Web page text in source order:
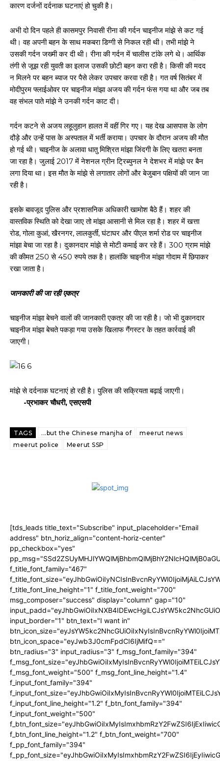
कारण दर्जनों दर्दनाक घटनाएं हो चुकी है।
अभी दो दिन पहले ही कासमपुर निवासी रीना की गर्दन चाइनीज मांझे से कट गई
थी। वह अपनी बहन के साथ मकबरा डिग्गी से निकल रही थी। तभी मांझे ने
उसकी गर्दन जख्मी कर दी थी। रीना की गर्दन में चालीस टांके लगे थे। आर्थिक
तंगी से जूझ रही युवती का इलाज उसकी छोटी बहन करा रही है। किसी की मदद
न मिलने पर बहन ब्याज पर पैसे लेकर उपचार करवा रही है। गत वर्ष सितंबर में
मोदीपुरम फ्लाईओवर पर चाइनीज मांझा अजय की गर्दन फंस गया था और जब तब
वह संभल पाते मांझे ने उनकी गर्दन काट दी।
गर्दन कटने से अजय लहूलुहान हालत में वहीं गिर गए। यह देख आसपास के लोग
दौड़े और उन्हें पास के अस्पताल में भर्ती कराया। उपचार के दौरान अजय की मौत
हो गई थी। चाइनीज के अलावा धातु मिश्रित मांझा जिंदगी के लिए खतरा बनता
जा रहा है। जुलाई 2017 में नेशनल ग्रीन ट्रिब्युनल ने देशभर में मांझे पर बैन
लगा दिया था। इस मौत के मांझे से लगातार लोगों और बेजुबान पक्षियों की जान जा
रही है।
इसके बावजूद पुलिस और प्रशासनिक अधिकारी खामोश बैठे हैं। शहर की
वास्तविक स्थिति को देखा जाए तो मांझा आसानी से मिल रहा है। शहर में खत्ता
रोड, गोला कुआं, खैरनगर, लालकुर्ती, घंटाघर और पीएल शर्मा रोड पर चाइनीज
मांझा बेचा जा रहा है। दुकानदार मांझे से मोटी कमाई कर रहे हैं। 300 ग्राम मांझे
की कीमत 250 से 450 रुपये तक है। हालांकि चाइनीज मांझा गोदाम में छिपाकर
रखा जाता है।
जानकारी की जा रही एकत्र
चाइनीज मांझा बेचने वालों की जानकारी एकत्र की जा रही है। जो भी दुकानदार
चाइनीज मांझा बेचते पकड़ा गया उसके खिलाफ गैंगस्टर के तहत कार्रवाई की
जाएगी।
मांझे से दर्दनाक घटनाएं हो रही है। पुलिस की सक्रियता बढ़ाई जाएगी।
-प्रभाकर चौधरी, एसएसपी
TAGS ...but the Chinese manjha of
meerut news
meerut police
Meerut SSP
[tds_leads title_text="Subscribe" input_placeholder="Email
address" btn_horiz_align="content-horiz-center"
pp_checkbox="yes"
f_title_font_family="467"
f_title_font_line_height="1" f_title_font_weight="700"
msg_composer="success" display="column" gap="10"
input_border="1" btn_text="I want in"
btn_icon_space="eyJwb3J0cmFpdCI6IjMifQ=="
btn_radius="3" input_radius="3" f_msg_font_family="394"
f_msg_font_weight="500" f_msg_font_line_height="1.4"
f_input_font_family="394"
f_input_font_line_height="1.2" f_btn_font_family="394"
f_input_font_weight="500"
f_btn_font_line_height="1.2" f_btn_font_weight="700"
f_pp_font_family="394"